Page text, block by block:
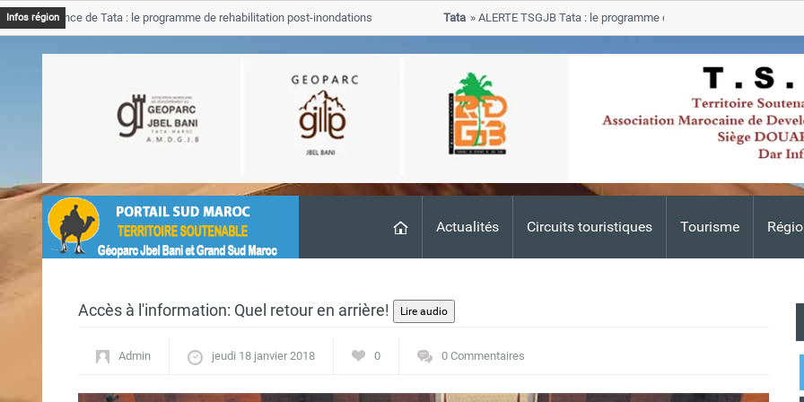
Actualités Circuits touristiques Tourisme
Infos région
Province de Tata : le programme de rehabilitation post-inondations
ALERTE TSGJB Tata : le programme de rehabilitation post-inondations
progresse dans les zones sinistrees
Accès à l'information: Quel retour en arrière!
Admin jeudi 18 janvier 2018 0 0 Commentaires